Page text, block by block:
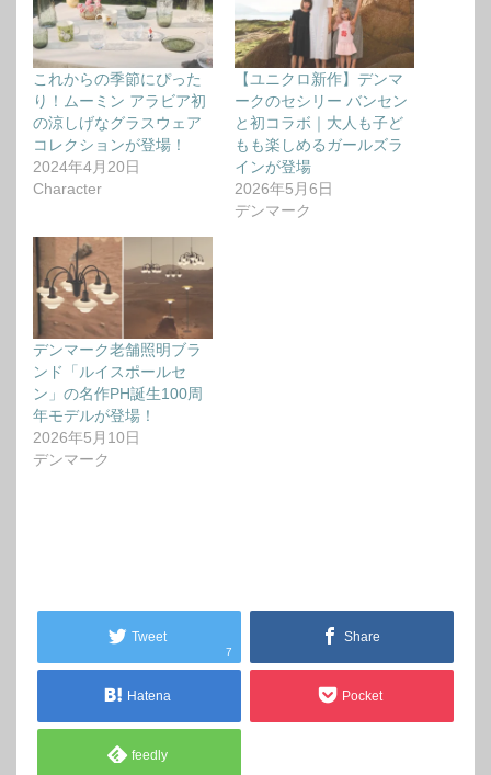
これからの季節にぴった
り！ムーミン アラビア初
の涼しげなグラスウェア
コレクションが登場！
2024年4月20日
Character
【ユニクロ新作】デンマ
ークのセシリー バンセン
と初コラボ｜大人も子ど
もも楽しめるガールズラ
インが登場
2026年5月6日
デンマーク
デンマーク老舗照明ブラ
ンド「ルイスポールセ
ン」の名作PH誕生100周
年モデルが登場！
2026年5月10日
デンマーク
Tweet
7
Share
Hatena Pocket
feedly